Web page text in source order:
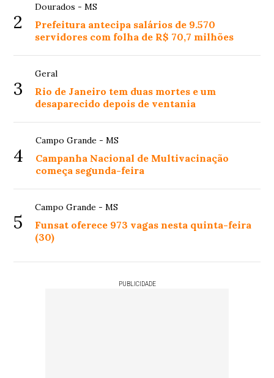
2
Dourados - MS
Prefeitura antecipa salários de 9.570
servidores com folha de R$ 70,7 milhões
3
Geral
Rio de Janeiro tem duas mortes e um
desaparecido depois de ventania
4
Campo Grande - MS
Campanha Nacional de Multivacinação
começa segunda-feira
5
Campo Grande - MS
Funsat oferece 973 vagas nesta quinta-feira
(30)
PUBLICIDADE